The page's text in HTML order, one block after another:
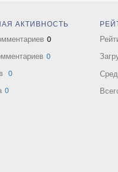
АКТИВНОСТЬ
0
0
0
0